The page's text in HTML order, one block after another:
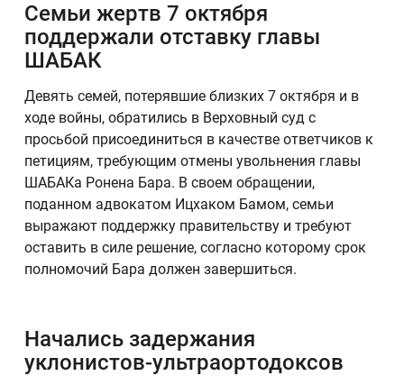
Семьи жертв 7 октября
поддержали отставку главы
ШАБАК
Девять семей, потерявшие близких 7 октября и в
ходе войны, обратились в Верховный суд с
просьбой присоединиться в качестве ответчиков к
петициям, требующим отмены увольнения главы
ШАБАКа Ронена Бара. В своем обращении,
поданном адвокатом Ицхаком Бамом, семьи
выражают поддержку правительству и требуют
оставить в силе решение, согласно которому срок
полномочий Бара должен завершиться.
Начались задержания
уклонистов-ультраортодоксов